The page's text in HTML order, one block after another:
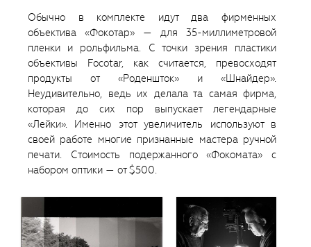
Обычно в комплекте идут два фирменных
объектива «Фокотар» — для 35-миллиметровой
пленки и рольфильма. С точки зрения пластики
объективы Focotar, как считается, превосходят
продукты от «Роденшток» и «Шнайдер».
Неудивительно, ведь их делала та самая фирма,
которая до сих пор выпускает легендарные
«Лейки». Именно этот увеличитель используют в
своей работе многие признанные мастера ручной
печати. Стоимость подержанного «Фокомата» с
набором оптики — от $500.